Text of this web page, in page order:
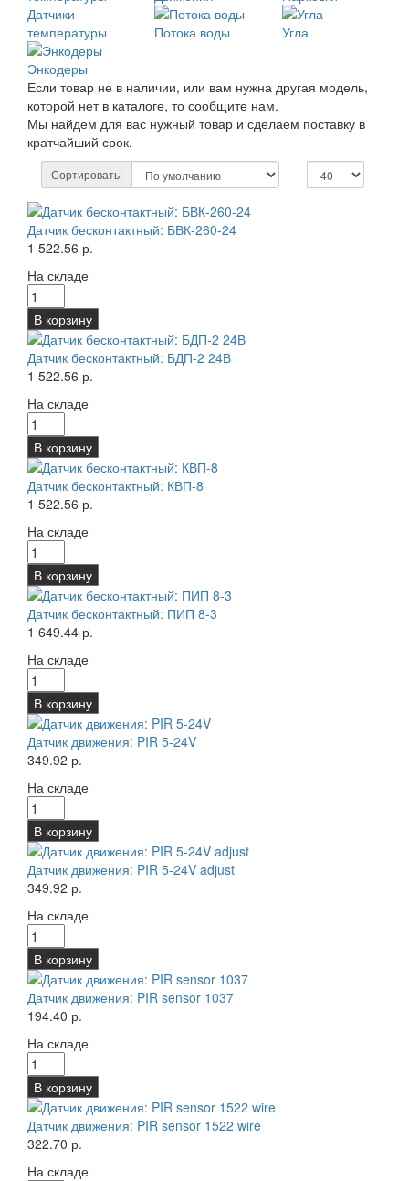
Датчики
температуры
Потока воды
Угла
Энкодеры
Если товар не в наличии, или вам нужна другая модель,
которой нет в каталоге, то сообщите нам.
Мы найдем для вас нужный товар и сделаем поставку в
кратчайший срок.
Сортировать:
Датчик бесконтактный: БВК-260-24
1 522.56 р.
На складе
В корзину
Датчик бесконтактный: БДП-2 24В
1 522.56 р.
На складе
В корзину
Датчик бесконтактный: КВП-8
1 522.56 р.
На складе
В корзину
Датчик бесконтактный: ПИП 8-3
1 649.44 р.
На складе
В корзину
Датчик движения: PIR 5-24V
349.92 р.
На складе
В корзину
Датчик движения: PIR 5-24V adjust
349.92 р.
На складе
В корзину
Датчик движения: PIR sensor 1037
194.40 р.
На складе
В корзину
Датчик движения: PIR sensor 1522 wire
322.70 р.
На складе